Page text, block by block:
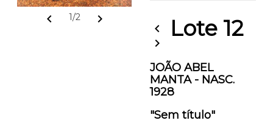
chevron_left 1/2 chevron_right
chevron_left Lote 12
chevron_right
JOÃO ABEL
MANTA - NASC.
1928
"Sem título"